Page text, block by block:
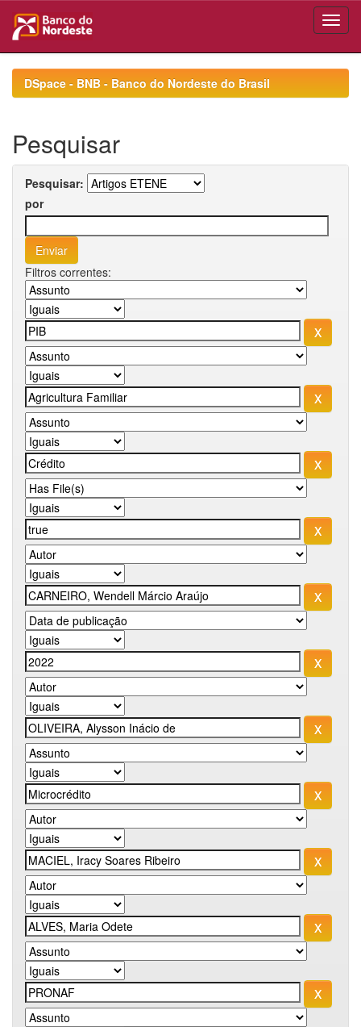
navigationDSpace - BNB - Banco do Nordeste do Brasil
Pesquisar
Pesquisar:
por
Filtros correntes: